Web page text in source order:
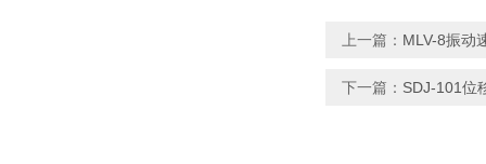
上一篇： MLV-8振动
下一篇： SDJ-101位